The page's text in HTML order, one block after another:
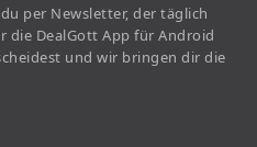
per Newsletter, der täglich
die DealGott App für Android
und wir bringen dir die